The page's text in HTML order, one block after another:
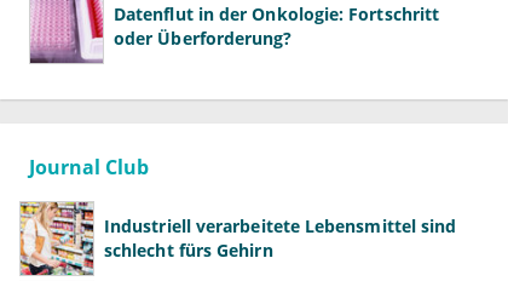
Datenflut in der Onkologie: Fortschritt
oder Überforderung?
Journal Club
Industriell verarbeitete Lebensmittel sind
schlecht fürs Gehirn